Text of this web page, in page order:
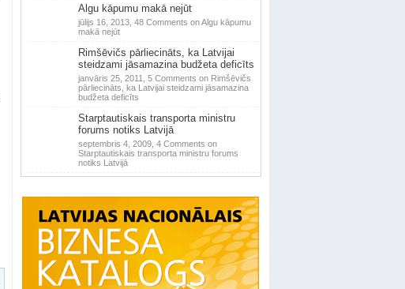
Algu kāpumu makā nejūt
jūlijs 16, 2013, 48 Comments on Algu kāpumu
makā nejūt
Rimšēvičs pārliecināts, ka Latvijai
steidzami jāsamazina budžeta deficīts
janvāris 25, 2011, 5 Comments on Rimšēvičs
pārliecināts, ka Latvijai steidzami jāsamazina
budžeta deficīts
Starptautiskais transporta ministru
forums notiks Latvijā
septembris 4, 2009, 4 Comments on
Starptautiskais transporta ministru forums
notiks Latvijā